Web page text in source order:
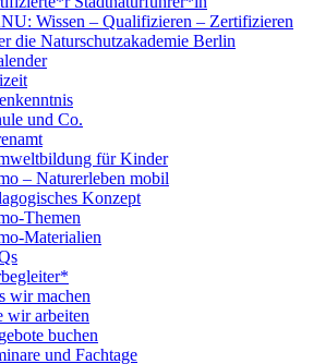
Wissen – Qualifizieren – Zertifizieren
die Naturschutzakademie Berlin
und Co.
für Kinder
– Naturerleben mobil
Konzept
Themen
Materialien
wir machen
wir arbeiten
buchen
und Fachtage